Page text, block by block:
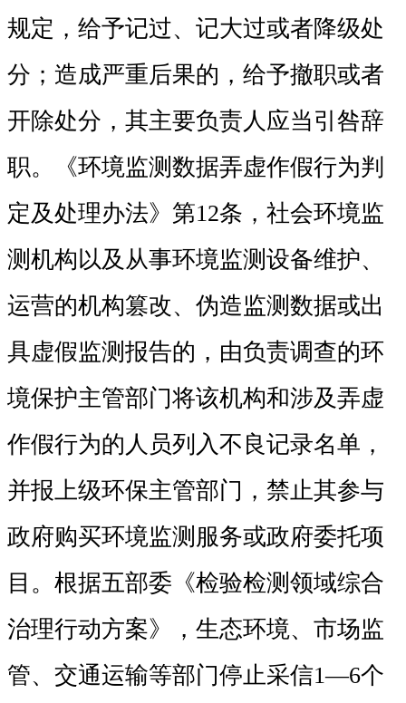
规定，给予记过、记大过或者降级处
分；造成严重后果的，给予撤职或者
开除处分，其主要负责人应当引咎辞
职。《环境监测数据弄虚作假行为判
定及处理办法》第12条，社会环境监
测机构以及从事环境监测设备维护、
运营的机构篡改、伪造监测数据或出
具虚假监测报告的，由负责调查的环
境保护主管部门将该机构和涉及弄虚
作假行为的人员列入不良记录名单，
并报上级环保主管部门，禁止其参与
政府购买环境监测服务或政府委托项
目。根据五部委《检验检测领域综合
治理行动方案》，生态环境、市场监
管、交通运输等部门停止采信1—6个